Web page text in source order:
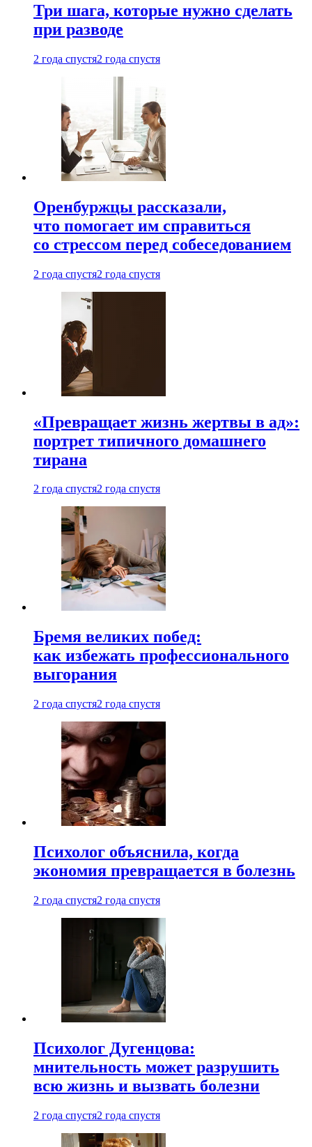
Три шага, которые нужно сделать
при разводе
2 года спустя2 года спустя
Оренбуржцы рассказали,
что помогает им справиться
со стрессом перед собеседованием
2 года спустя2 года спустя
«Превращает жизнь жертвы в ад»:
портрет типичного домашнего
тирана
2 года спустя2 года спустя
Бремя великих побед:
как избежать профессионального
выгорания
2 года спустя2 года спустя
Психолог объяснила, когда
экономия превращается в болезнь
2 года спустя2 года спустя
Психолог Дугенцова:
мнительность может разрушить
всю жизнь и вызвать болезни
2 года спустя2 года спустя